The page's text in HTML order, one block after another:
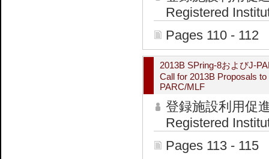
Registered
Pages 110 - 112
2013B SPring-8およびJ-
Call for 2013B Proposals
PARC/MLF
登録施設利用
Registered
Pages 113 - 115